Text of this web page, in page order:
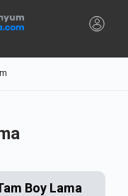
Boy Lama